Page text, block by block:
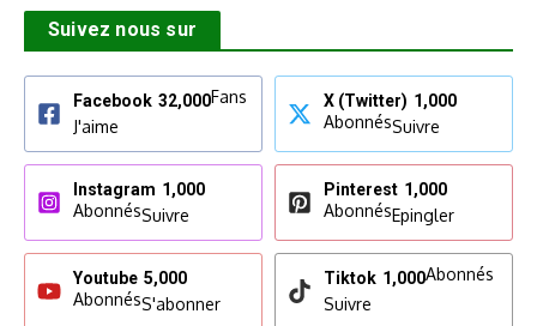
Suivez nous sur
Facebook 32,000Fans
J'aime
X (Twitter) 1,000
AbonnésSuivre
Instagram 1,000
AbonnésSuivre
Pinterest 1,000
AbonnésEpingler
Youtube 5,000
AbonnésS'abonner
Tiktok 1,000Abonnés
Suivre